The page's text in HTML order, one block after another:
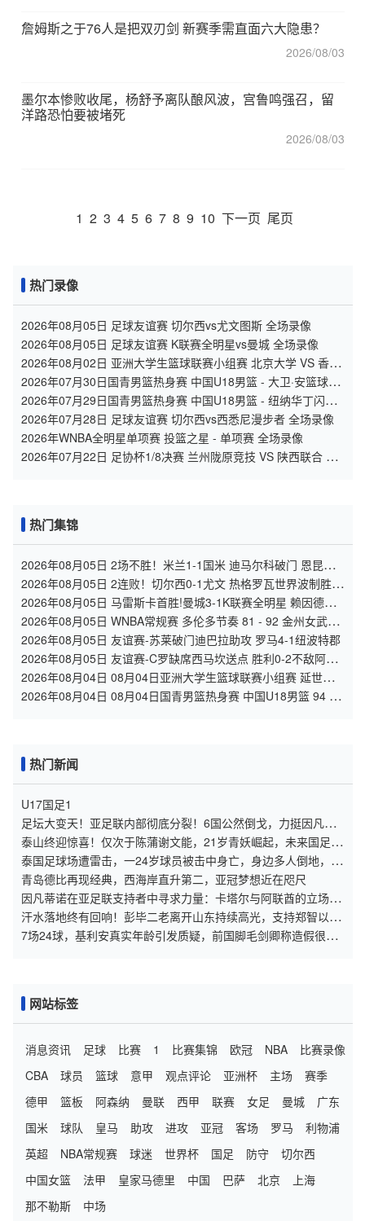
詹姆斯之于76人是把双刃剑 新赛季需直面六大隐患？
2026/08/03
墨尔本惨败收尾，杨舒予离队酿风波，宫鲁鸣强召，留
洋路恐怕要被堵死
2026/08/03
1 2 3 4 5 6 7 8 9 10 下一页 尾页
热门录像
2026年08月05日 足球友谊赛 切尔西vs尤文图斯 全场录像
2026年08月05日 足球友谊赛 K联赛全明星vs曼城 全场录像
2026年08月02日 亚洲大学生篮球联赛小组赛 北京大学 VS 香港
中文大学 全场录像
2026年07月30日国青男篮热身赛 中国U18男篮 - 大卫·安篮球学
院 全场录像
2026年07月29日国青男篮热身赛 中国U18男篮 - 纽纳华丁闪电
队 全场录像
2026年07月28日 足球友谊赛 切尔西vs西悉尼漫步者 全场录像
2026年WNBA全明星单项赛 投篮之星 - 单项赛 全场录像
2026年07月22日 足协杯1/8决赛 兰州陇原竞技 VS 陕西联合 全
热门集锦
2026年08月05日 2场不胜！米兰1-1国米 迪马尔科破门 恩昆库
造点+点射拉莫斯登场
2026年08月05日 2连败！切尔西0-1尤文 热格罗瓦世界波制胜穆
德里克时隔614天复出
2026年08月05日 马雷斯卡首胜!曼城3-1K联赛全明星 赖因德斯
努里破门塞梅尼奥助攻
2026年08月05日 WNBA常规赛 多伦多节奏 81 - 92 金州女武神
全场集锦
2026年08月05日 友谊赛-苏莱破门迪巴拉助攻 罗马4-1纽波特郡
2026年08月05日 友谊赛-C罗缺席西马坎送点 胜利0-2不敌阿尔
梅里亚
2026年08月04日 08月04日亚洲大学生篮球联赛小组赛 延世大
学 82 - 83 北京大学 集锦
2026年08月04日 08月04日国青男篮热身赛 中国U18男篮 94 -
热门新闻
U17国足1
足坛大变天！亚足联内部彻底分裂！6国公然倒戈，力挺因凡蒂
诺连任
泰山终迎惊喜！仅次于陈蒲谢文能，21岁青妖崛起，未来国足新
锋线！
泰国足球场遭雷击，一24岁球员被击中身亡，身边多人倒地，至
少9人受伤，警方介入调查
青岛德比再现经典，西海岸直升第二，亚冠梦想近在咫尺
因凡蒂诺在亚足联支持者中寻求力量：卡塔尔与阿联酋的立场引
发关注
汗水落地终有回响！彭毕二老离开山东持续高光，支持郑智以教
练身份征战亚冠
7场24球，基利安真实年龄引发质疑，前国脚毛剑卿称造假很正
网站标签
消息资讯 足球 比赛 1 比赛集锦 欧冠 NBA
比赛录像
CBA
球员 篮球 意甲 观点评论 亚洲杯 主场
赛季
德甲
篮板 阿森纳 曼联 西甲 联赛 女足 曼城
广东
国米
球队 皇马 助攻 进攻 亚冠 客场 罗马
利物浦
英超
NBA常规赛 球迷 世界杯 国足 防守
切尔西
中国女篮
法甲 皇家马德里 中国 巴萨 北京
上海
那不勒斯
中场